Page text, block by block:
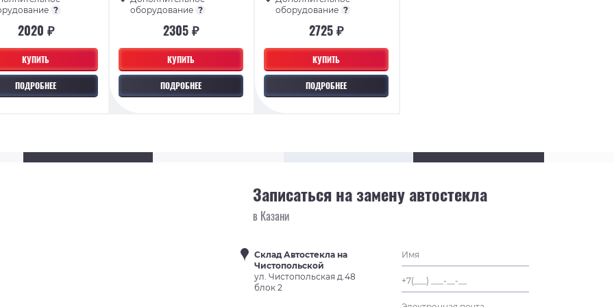
КУПИТЬ
ПОДРОБНЕЕ
?
2020 ₽
КУПИТЬ
ПОДРОБНЕЕ
оборудование ?
2305 ₽
КУПИТЬ
ПОДРОБНЕЕ
оборудование ?
2725 ₽
Записаться на замену автостекла
в Казани
Склад Автостекла на
Чистопольской
ул. Чистопольская д.48
блок 2